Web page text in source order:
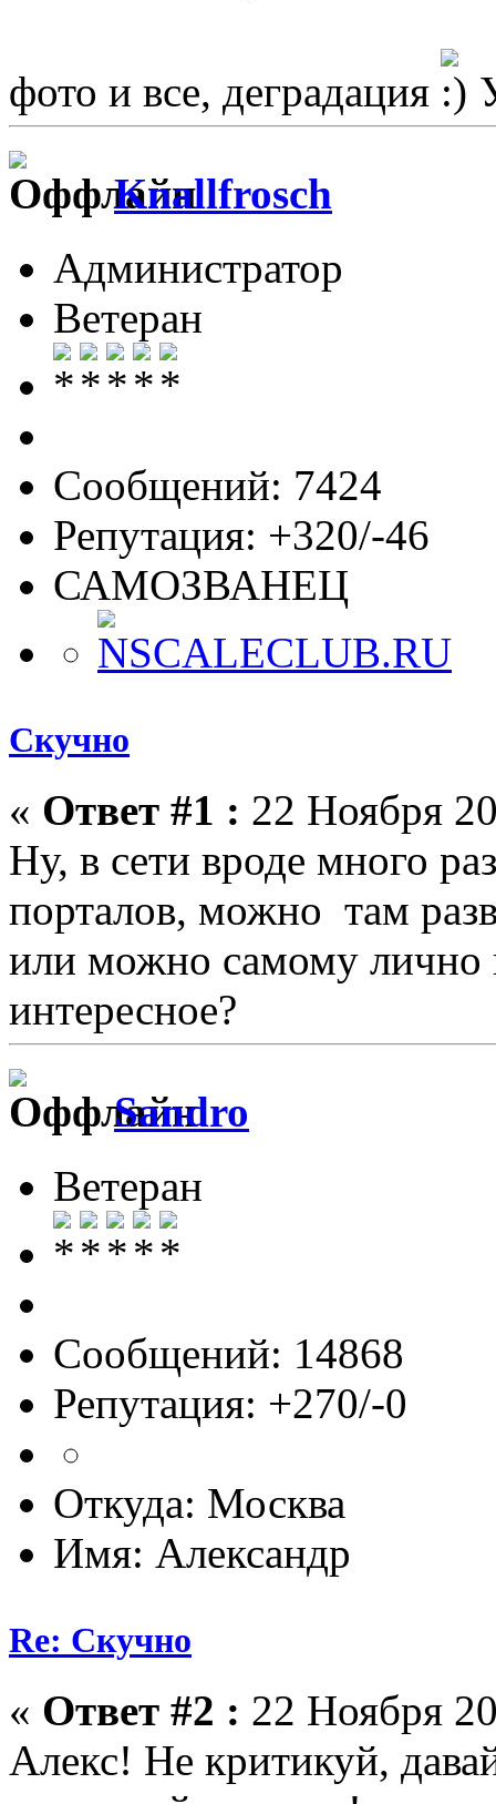
фото и все, деградация
Knallfrosch
Администратор
Ветеран
Сообщений: 7424
Репутация: +320/-46
САМОЗВАНЕЦ
Скучно
« Ответ #1 : 22 Ноября
Ну, в сети вроде много
порталов, можно там
или можно самому лично
интересное?
Sandro
Ветеран
Сообщений: 14868
Репутация: +270/-0
Откуда: Москва
Имя: Александр
Re: Скучно
« Ответ #2 : 22 Ноября
Алекс! Не критикуй,